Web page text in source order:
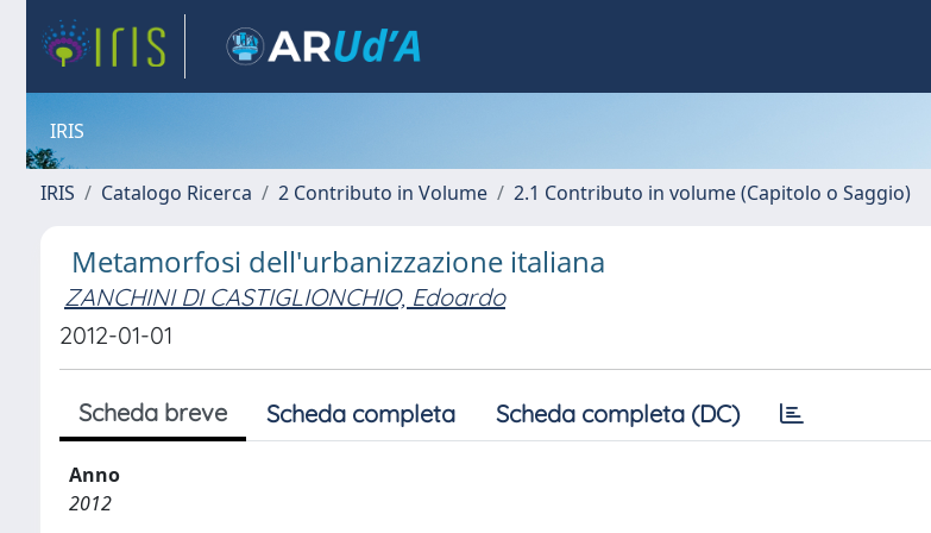
IRIS
IRIS Catalogo Ricerca 2 Contributo in Volume 2.1 Contributo in volume (Capitolo o Saggio)
Metamorfosi dell'urbanizzazione italiana
ZANCHINI DI CASTIGLIONCHIO, Edoardo
2012-01-01
Scheda breve Scheda completa Scheda completa (DC)
Anno
2012